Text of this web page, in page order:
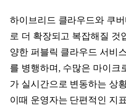
하이브리드 클라우드와 쿠
로 더 확장되고 복잡해질 것
양한 퍼블릭 클라우드 서비
를 병행하며, 수많은 마이크
가 실시간으로 변동하는 상
이때 운영자는 단편적인 지